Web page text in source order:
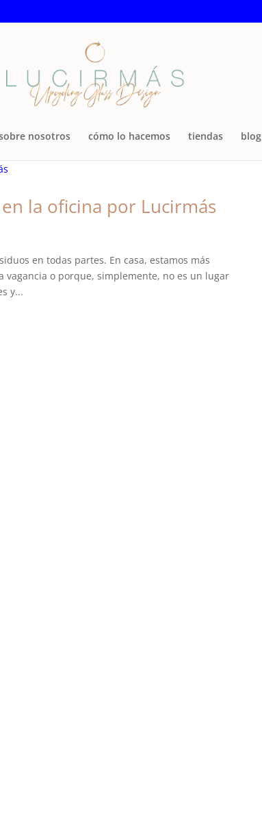
nosotros cómo lo hacemos tiendas blog
la oficina por Lucirmás
en todas partes. En casa, estamos más
vagancia o porque, simplemente, no es un lugar
y...